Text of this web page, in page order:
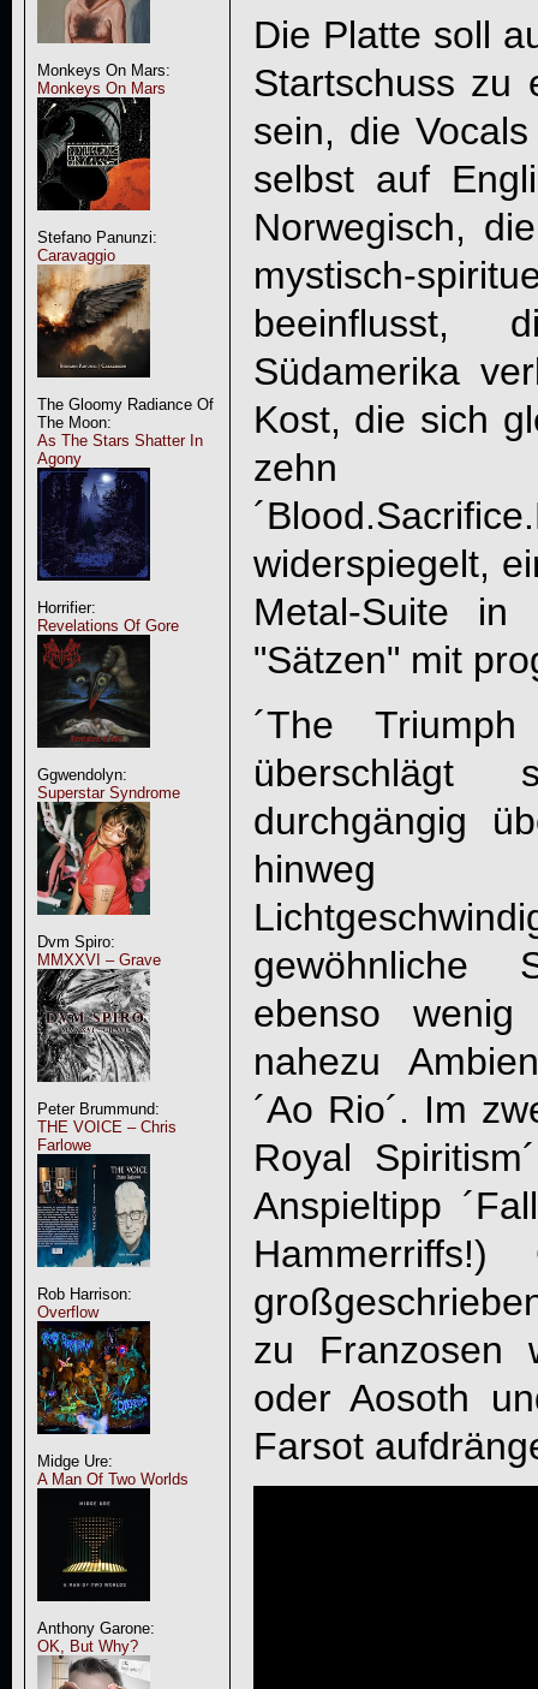
Monkeys On Mars:
Monkeys On Mars
Stefano Panunzi:
Caravaggio
The Gloomy Radiance Of
The Moon:
As The Stars Shatter In
Agony
Horrifier:
Revelations Of Gore
Ggwendolyn:
Superstar Syndrome
Dvm Spiro:
MMXXVI – Grave
Peter Brummund:
THE VOICE – Chris
Farlowe
Rob Harrison:
Overflow
Midge Ure:
A Man Of Two Worlds
Anthony Garone:
OK, But Why?
Die Platte soll
Startschuss zu
sein, die
selbst auf
Norwegisch,
mystisch-
beeinflusst,
Südamerika
Kost, die sich
zehn
widerspiegelt,
Metal-Suite
"Sätzen" mit
´The
überschlägt
durchgängig
hinweg
gewöhnliche
ebenso
nahezu
´Ao Rio´. Im
Royal
Anspieltipp
Hammerriffs!)
zu Franzosen
oder Aosoth
Farsot